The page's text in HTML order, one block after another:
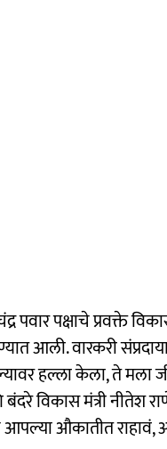
पवार पक्षाचे प्रवक्ते
आली. वारकरी
हल्ला केला, ते मला
विकास मंत्री नीतेश राणे
आपल्या औकातीत राहावं,